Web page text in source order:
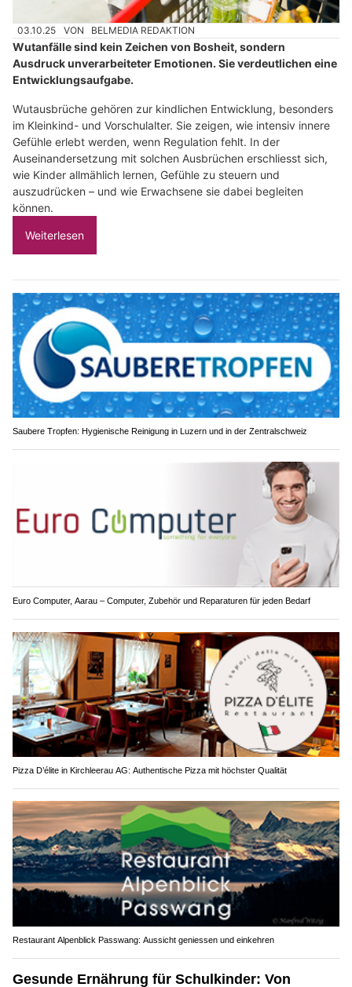
03.10.25 VON BELMEDIA REDAKTION
Wutanfälle sind kein Zeichen von Bosheit, sondern
Ausdruck unverarbeiteter Emotionen. Sie verdeutlichen eine
Entwicklungsaufgabe.
Wutausbrüche gehören zur kindlichen Entwicklung, besonders
im Kleinkind- und Vorschulalter. Sie zeigen, wie intensiv innere
Gefühle erlebt werden, wenn Regulation fehlt. In der
Auseinandersetzung mit solchen Ausbrüchen erschliesst sich,
wie Kinder allmählich lernen, Gefühle zu steuern und
auszudrücken – und wie Erwachsene sie dabei begleiten
können.
Weiterlesen
Saubere Tropfen: Hygienische Reinigung in Luzern und in der Zentralschweiz
Euro Computer, Aarau – Computer, Zubehör und Reparaturen für jeden Bedarf
Pizza D’élite in Kirchleerau AG: Authentische Pizza mit höchster Qualität
Restaurant Alpenblick Passwang: Aussicht geniessen und einkehren
Gesunde Ernährung für Schulkinder: Von